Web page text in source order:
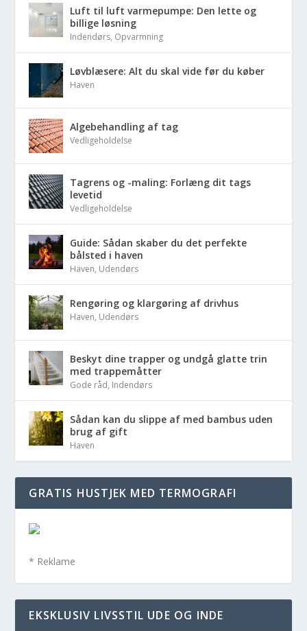
Luft til luft varmepumpe: Den lette og
billige løsning
Indendørs, Opvarmning
Løvblæsere: Alt du skal vide før du køber
Haven
Algebehandling af tag
Vedligeholdelse
Tagrens og -maling: Forlæng dit tags
levetid
Vedligeholdelse
Guide: Sådan skaber du det perfekte
bålsted i haven
Haven, Udendørs
Rengøring og klargøring af drivhus
Haven, Udendørs
Beskyt dine trapper og undgå glatte trin
med trappemåtter
Gode råd, Indendørs
Sådan kan du slippe af med bambus uden
brug af gift
Haven
GRATIS HUSTJEK MED TERMOGRAFI
* Reklame
EKSKLUSIV LIVSSTIL UDE OG INDE